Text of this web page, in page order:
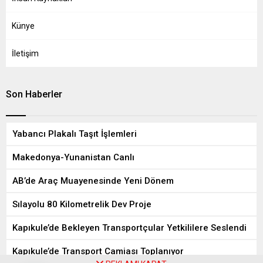
Künye
İletişim
Son Haberler
Yabancı Plakalı Taşıt İşlemleri
Makedonya-Yunanistan Canlı
AB’de Araç Muayenesinde Yeni Dönem
Sılayolu 80 Kilometrelik Dev Proje
Kapıkule’de Bekleyen Transportçular Yetkililere Seslendi
Kapıkule’de Transport Camiası Toplanıyor